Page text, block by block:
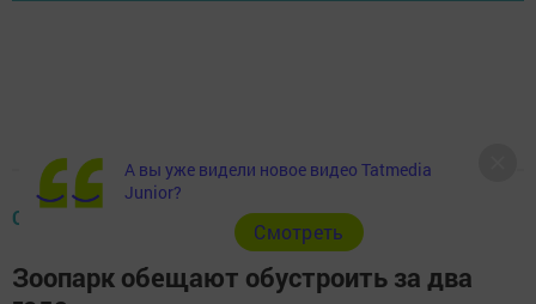
ОБЩЕСТВО
Зоопарк обещают обустроить за два
А вы уже видели новое видео Tatmedia
Junior?
Cмотреть